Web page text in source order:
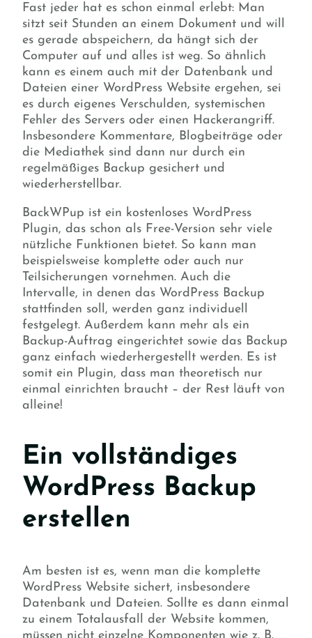
Fast jeder hat es schon einmal erlebt: Man
sitzt seit Stunden an einem Dokument und will
es gerade abspeichern, da hängt sich der
Computer auf und alles ist weg. So ähnlich
kann es einem auch mit der Datenbank und
Dateien einer WordPress Website ergehen, sei
es durch eigenes Verschulden, systemischen
Fehler des Servers oder einen Hackerangriff.
Insbesondere Kommentare, Blogbeiträge oder
die Mediathek sind dann nur durch ein
regelmäßiges Backup gesichert und
wiederherstellbar.
BackWPup ist ein kostenloses WordPress
Plugin, das schon als Free-Version sehr viele
nützliche Funktionen bietet. So kann man
beispielsweise komplette oder auch nur
Teilsicherungen vornehmen. Auch die
Intervalle, in denen das WordPress Backup
stattfinden soll, werden ganz individuell
festgelegt. Außerdem kann mehr als ein
Backup-Auftrag eingerichtet sowie das Backup
ganz einfach wiederhergestellt werden. Es ist
somit ein Plugin, dass man theoretisch nur
einmal einrichten braucht – der Rest läuft von
alleine!
Ein vollständiges
WordPress Backup
erstellen
Am besten ist es, wenn man die komplette
WordPress Website sichert, insbesondere
Datenbank und Dateien. Sollte es dann einmal
zu einem Totalausfall der Website kommen,